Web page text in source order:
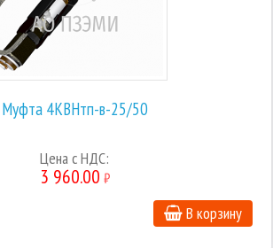
Муфта 4КВНтп-в-25/50
Цена с НДС:
3 960.00 ₽
В корзину